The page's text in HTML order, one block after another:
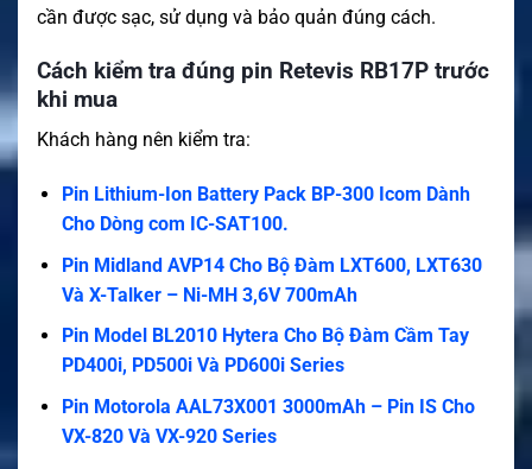
cần được sạc, sử dụng và bảo quản đúng cách.
Cách kiểm tra đúng pin Retevis RB17P trước
khi mua
Khách hàng nên kiểm tra:
Pin Lithium-Ion Battery Pack BP-300 Icom Dành
Cho Dòng com IC-SAT100.
Pin Midland AVP14 Cho Bộ Đàm LXT600, LXT630
Và X-Talker – Ni-MH 3,6V 700mAh
Pin Model BL2010 Hytera Cho Bộ Đàm Cầm Tay
PD400i, PD500i Và PD600i Series
Pin Motorola AAL73X001 3000mAh – Pin IS Cho
VX-820 Và VX-920 Series